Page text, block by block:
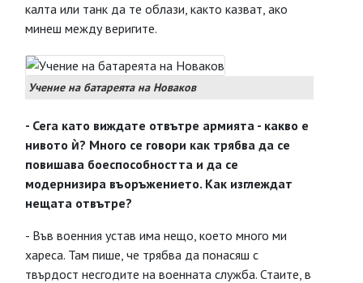
калта или танк да те облази, както казват, ако
минеш между веригите.
Учение на батареята на Новаков
- Сега като виждате отвътре армията - какво е
нивото ѝ? Много се говори как трябва да се
повишава боеспособността и да се
модернизира въоръжението. Как изглеждат
нещата отвътре?
- Във военния устав има нещо, което много ми
хареса. Там пише, че трябва да понасяш с
твърдост несгодите на военната служба. Стаите, в